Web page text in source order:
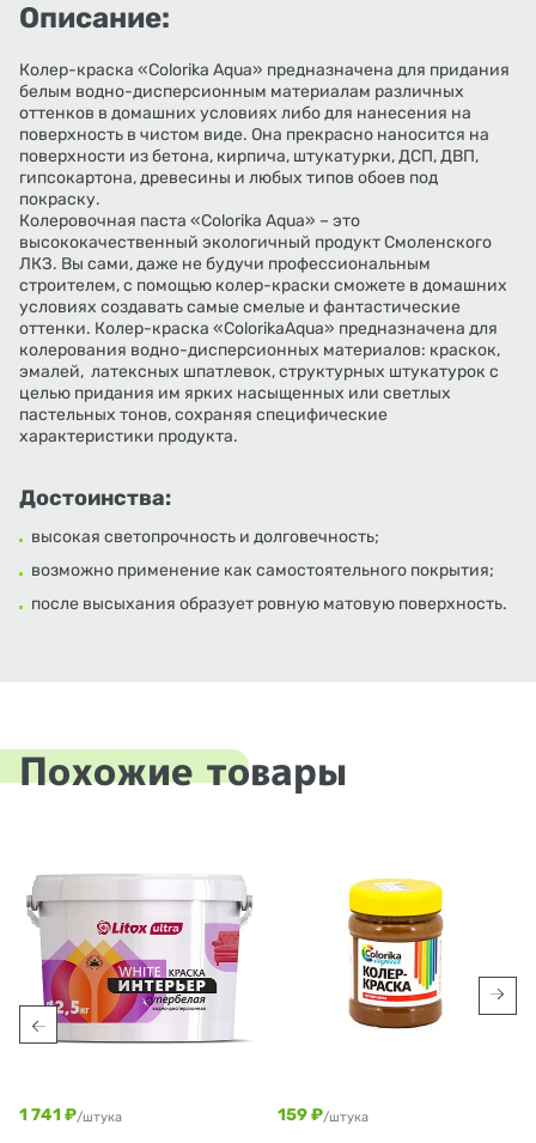
Описание:
Колер-краска «Colorika Aqua» предназначена для придания
белым водно-дисперсионным материалам различных
оттенков в домашних условиях либо для нанесения на
поверхность в чистом виде. Она прекрасно наносится на
поверхности из бетона, кирпича, штукатурки, ДСП, ДВП,
гипсокартона, древесины и любых типов обоев под
покраску.
Колеровочная паста «Colorika Aqua» – это
высококачественный экологичный продукт Смоленского
ЛКЗ. Вы сами, даже не будучи профессиональным
строителем, с помощью колер-краски сможете в домашних
условиях создавать самые смелые и фантастические
оттенки. Колер-краска «ColorikaAqua» предназначена для
колерования водно-дисперсионных материалов: краскок,
эмалей, латексных шпатлевок, структурных штукатурок с
целью придания им ярких насыщенных или светлых
пастельных тонов, сохраняя специфические
характеристики продукта.
Достоинства:
высокая светопрочность и долговечность;
возможно применение как самостоятельного покрытия;
после высыхания образует ровную матовую поверхность.
Похожие товары
1 741 ₽/штука 159 ₽/штука